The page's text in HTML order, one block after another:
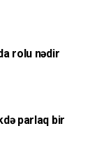
rolu nədir
parlaq bir